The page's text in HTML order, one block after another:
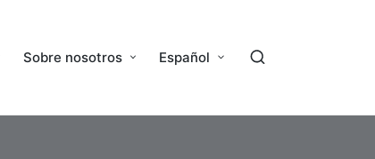
Sobre nosotros Español